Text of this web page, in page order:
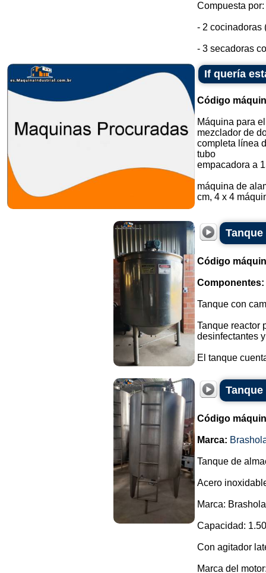
Compuesta por:
- 2 cocinadoras
- 3 secadoras
If quería
Código
Máquina para
mezclador de
completa línea
tubo
empacadora a
máquina de
cm, 4 x 4
Código
Componentes:
Tanque con
Tanque reactor
desinfectantes
El tanque
Código
Marca:
Tanque de
Acero
Marca:
Capacidad:
Con agitador
Marca del